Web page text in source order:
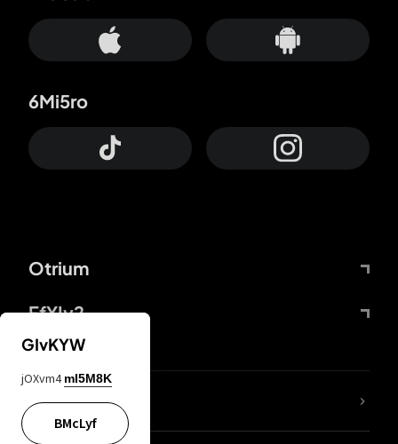
Otrium
FfYIy2
6Mi5ro
KIjvtr
GIvKYW
jOXvm4 mI5M8K
BMcLyf